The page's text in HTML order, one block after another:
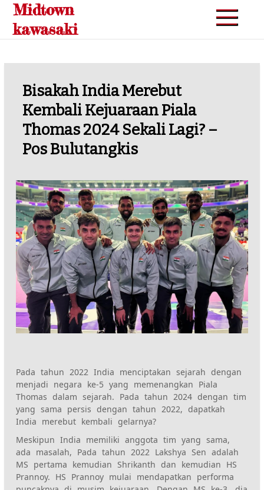
Skip
content
Midtown
kawasaki
Bisakah India Merebut
Kembali Kejuaraan Piala
Thomas 2024 Sekali Lagi? –
Pos Bulutangkis
Pada tahun 2022 India menciptakan sejarah dengan
menjadi negara ke-5 yang memenangkan Piala
Thomas dalam sejarah. Pada tahun 2024 dengan tim
yang sama persis dengan tahun 2022, dapatkah
India merebut kembali gelarnya?
Meskipun India memiliki anggota tim yang sama,
ada masalah, Pada tahun 2022 Lakshya Sen adalah
MS pertama kemudian Shrikanth dan kemudian HS
Prannoy. HS Prannoy mulai mendapatkan performa